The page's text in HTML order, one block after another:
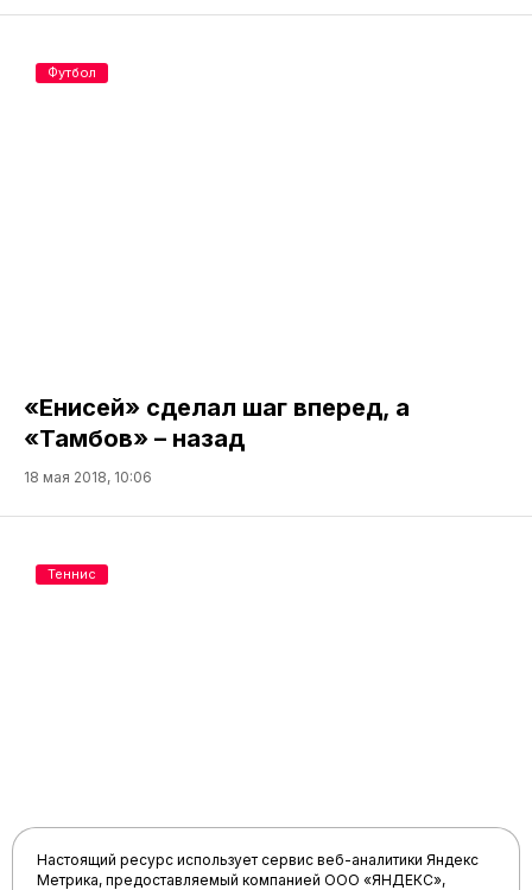
«Енисей» сделал шаг вперед, а
«Тамбов» – назад
18 мая 2018, 10:06
Футбол
Теннис
Настоящий ресурс использует сервис веб-аналитики Яндекс
Метрика, предоставляемый компанией ООО «ЯНДЕКС»,